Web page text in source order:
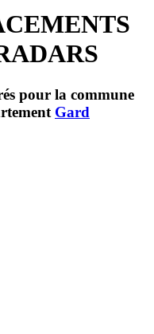
pour la commune
Gard